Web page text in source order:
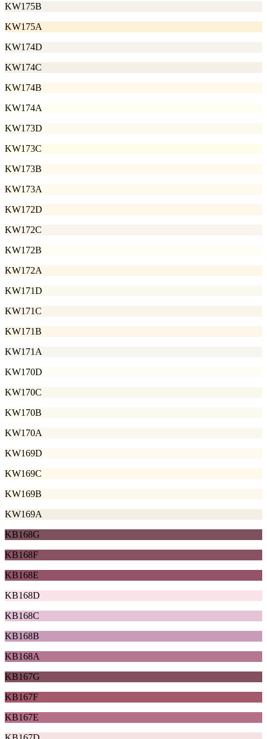
KW175B
KW175A
KW174D
KW174C
KW174B
KW174A
KW173D
KW173C
KW173B
KW173A
KW172D
KW172C
KW172B
KW172A
KW171D
KW171C
KW171B
KW171A
KW170D
KW170C
KW170B
KW170A
KW169D
KW169C
KW169B
KW169A
KB168G
KB168F
KB168E
KB168D
KB168C
KB168B
KB168A
KB167G
KB167F
KB167E